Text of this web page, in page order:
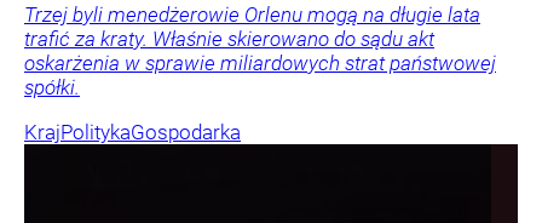
Trzej byli menedżerowie Orlenu mogą na długie lata
trafić za kraty. Właśnie skierowano do sądu akt
oskarżenia w sprawie miliardowych strat państwowej
spółki.
KrajPolitykaGospodarka